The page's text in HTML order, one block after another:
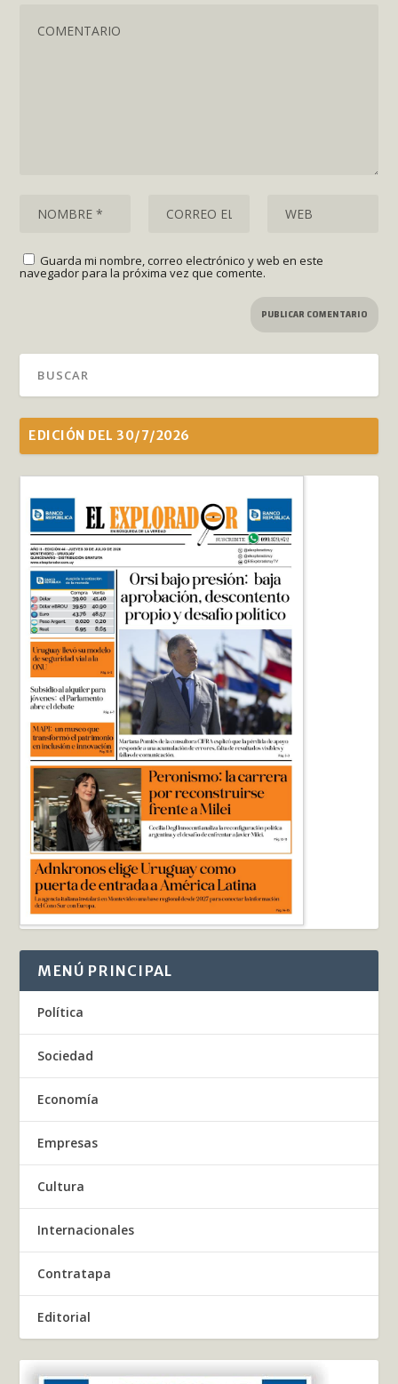
Guarda mi nombre, correo electrónico y web en este
navegador para la próxima vez que comente.
EDICIÓN DEL 30/7/2026
MENÚ PRINCIPAL
Política
Sociedad
Economía
Empresas
Cultura
Internacionales
Contratapa
Editorial